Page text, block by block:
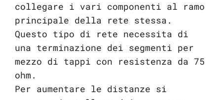
collegare i vari componenti al ramo
principale della rete stessa.
Questo tipo di rete necessita di
una terminazione dei segmenti per
mezzo di tappi con resistenza da 75
ohm.
Per aumentare le distanze si